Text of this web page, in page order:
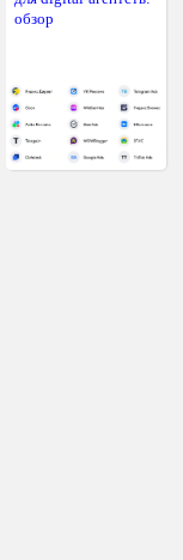
обзор